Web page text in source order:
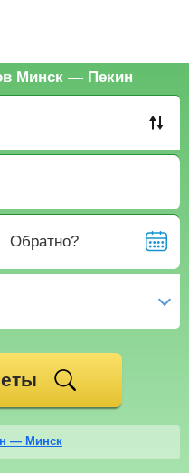
Минск — Пекин
Обратно?
— Минск